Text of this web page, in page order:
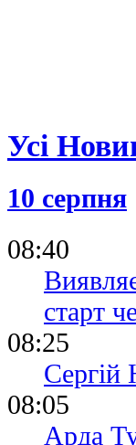
Усі
10 серпня
08:40
старт
08:25
Сергій
08:05
Арда